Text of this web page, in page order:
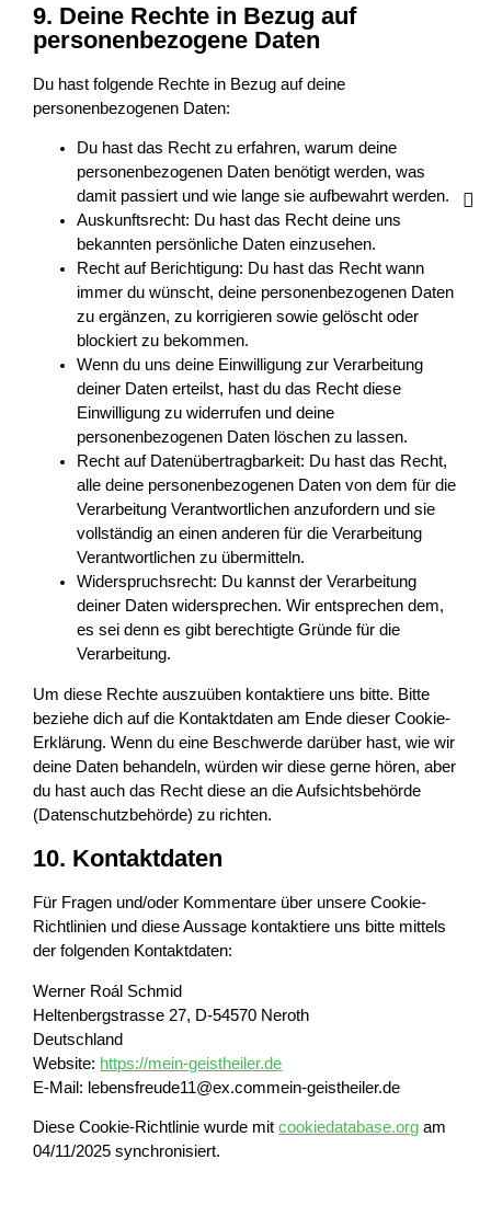
9. Deine Rechte in Bezug auf
personenbezogene Daten
Du hast folgende Rechte in Bezug auf deine
personenbezogenen Daten:
Du hast das Recht zu erfahren, warum deine
personenbezogenen Daten benötigt werden, was
damit passiert und wie lange sie aufbewahrt werden.
Auskunftsrecht: Du hast das Recht deine uns
bekannten persönliche Daten einzusehen.
Recht auf Berichtigung: Du hast das Recht wann
immer du wünscht, deine personenbezogenen Daten
zu ergänzen, zu korrigieren sowie gelöscht oder
blockiert zu bekommen.
Wenn du uns deine Einwilligung zur Verarbeitung
deiner Daten erteilst, hast du das Recht diese
Einwilligung zu widerrufen und deine
personenbezogenen Daten löschen zu lassen.
Recht auf Datenübertragbarkeit: Du hast das Recht,
alle deine personenbezogenen Daten von dem für die
Verarbeitung Verantwortlichen anzufordern und sie
vollständig an einen anderen für die Verarbeitung
Verantwortlichen zu übermitteln.
Widerspruchsrecht: Du kannst der Verarbeitung
deiner Daten widersprechen. Wir entsprechen dem,
es sei denn es gibt berechtigte Gründe für die
Verarbeitung.
Um diese Rechte auszuüben kontaktiere uns bitte. Bitte
beziehe dich auf die Kontaktdaten am Ende dieser Cookie-
Erklärung. Wenn du eine Beschwerde darüber hast, wie wir
deine Daten behandeln, würden wir diese gerne hören, aber
du hast auch das Recht diese an die Aufsichtsbehörde
(Datenschutzbehörde) zu richten.
10. Kontaktdaten
Für Fragen und/oder Kommentare über unsere Cookie-
Richtlinien und diese Aussage kontaktiere uns bitte mittels
der folgenden Kontaktdaten:
Werner Roál Schmid
Heltenbergstrasse 27, D-54570 Neroth
Deutschland
Website: https://mein-geistheiler.de
E-Mail: lebensfreude11@ex.commein-geistheiler.de
Diese Cookie-Richtlinie wurde mitcookiedatabase.org am
04/11/2025 synchronisiert.